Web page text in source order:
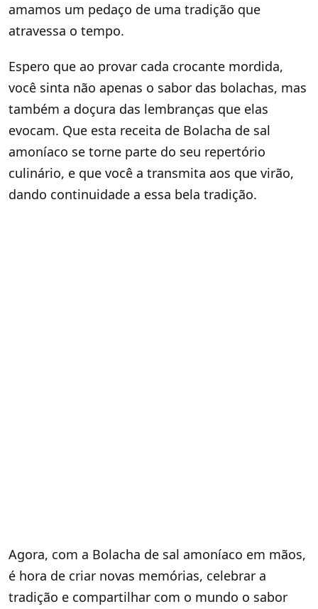
amamos um pedaço de uma tradição que
atravessa o tempo.
Espero que ao provar cada crocante mordida,
você sinta não apenas o sabor das bolachas, mas
também a doçura das lembranças que elas
evocam. Que esta receita de Bolacha de sal
amoníaco se torne parte do seu repertório
culinário, e que você a transmita aos que virão,
dando continuidade a essa bela tradição.
Agora, com a Bolacha de sal amoníaco em mãos,
é hora de criar novas memórias, celebrar a
tradição e compartilhar com o mundo o sabor